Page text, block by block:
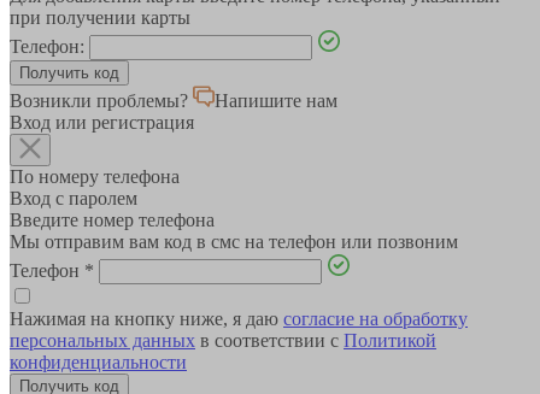
при получении карты
Телефон:
Возникли проблемы?
Напишите нам
Вход или регистрация
По номеру телефона
Вход с паролем
Введите номер телефона
Мы отправим вам код в смс на телефон или позвоним
Телефон *
Нажимая на кнопку ниже, я даю согласие на обработку
персональных данных в соответствии с Политикой
конфиденциальности